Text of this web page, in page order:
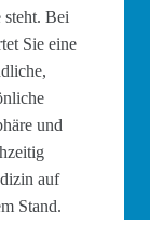
steht. Bei
Sie eine
und
auf
Stand.